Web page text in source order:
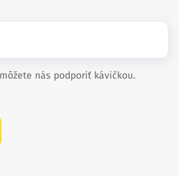
nás podporiť kávičkou.